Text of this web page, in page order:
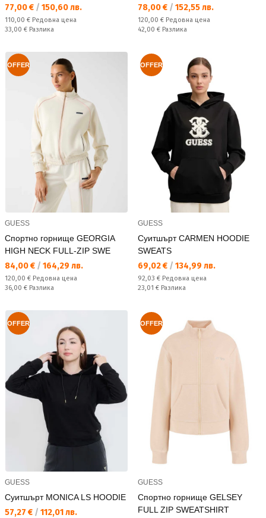
Текуща цена:
77,00 € / 150,60 лв.
Редовна цена:
110,00 € Редовна цена
Спестявате:
33,00 € Разлика
Текуща цена:
78,00 € / 152,55 лв.
Редовна цена:
120,00 € Редовна цена
Спестявате:
42,00 € Разлика
OFFER
GUESS
Спортно горнище GEORGIA
HIGH NECK FULL-ZIP SWE
Текуща цена:
84,00 € / 164,29 лв.
Редовна цена:
120,00 € Редовна цена
Спестявате:
36,00 € Разлика
OFFER
GUESS
Суитшърт CARMEN HOODIE
SWEATS
Текуща цена:
69,02 € / 134,99 лв.
Редовна цена:
92,03 € Редовна цена
Спестявате:
23,01 € Разлика
OFFER
GUESS
Суитшърт MONICA LS HOODIE
Текуща цена:
57,27 € / 112,01 лв.
OFFER
GUESS
Спортно горнище GELSEY
FULL ZIP SWEATSHIRT